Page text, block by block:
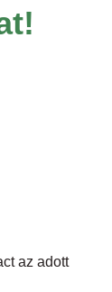
az adott